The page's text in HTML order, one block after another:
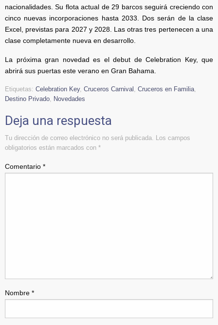
nacionalidades. Su flota actual de 29 barcos seguirá creciendo con
cinco nuevas incorporaciones hasta 2033. Dos serán de la clase
Excel, previstas para 2027 y 2028. Las otras tres pertenecen a una
clase completamente nueva en desarrollo.
La próxima gran novedad es el debut de Celebration Key, que
abrirá sus puertas este verano en Gran Bahama.
Etiquetas: Celebration Key, Cruceros Carnival Cruceros en Familia
Destino Privado Novedades
Deja una respuesta
Tu dirección de correo electrónico no será publicada.
Los campos
obligatorios están marcados con *
Comentario *
Nombre *